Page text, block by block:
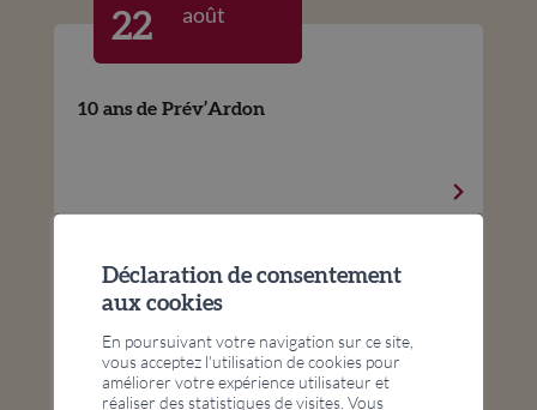
22 août
10 ans de Prév’Ardon
04 sep
04 déc
FC Jass
Déclaration de consentement
aux cookies
En poursuivant votre navigation sur ce site,
vous acceptez l'utilisation de cookies pour
améliorer votre expérience utilisateur et
réaliser des statistiques de visites. Vous